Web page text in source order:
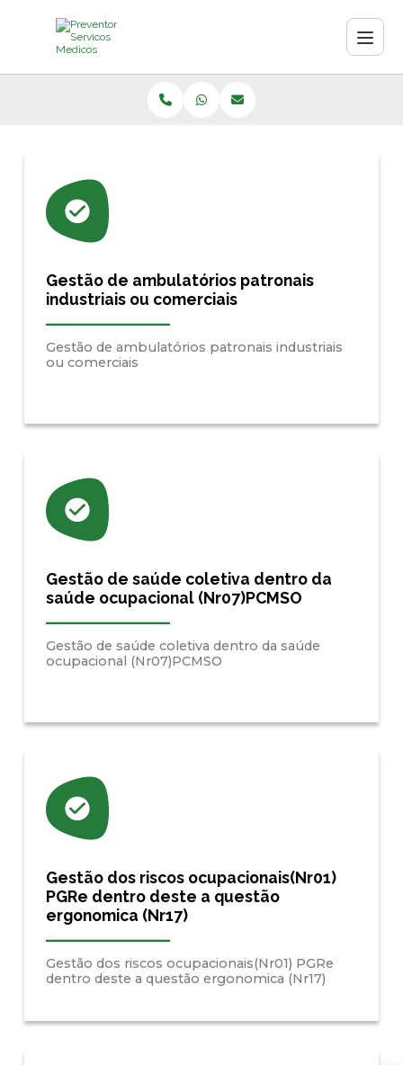
Gestão de ambulatórios patronais
industriais ou comerciais
Gestão de ambulatórios patronais industriais
ou comerciais
Gestão de saúde coletiva dentro da
saúde ocupacional (Nr07)PCMSO
Gestão de saúde coletiva dentro da saúde
ocupacional (Nr07)PCMSO
Gestão dos riscos ocupacionais(Nr01)
PGRe dentro deste a questão
ergonomica (Nr17)
Gestão dos riscos ocupacionais(Nr01) PGRe
dentro deste a questão ergonomica (Nr17)